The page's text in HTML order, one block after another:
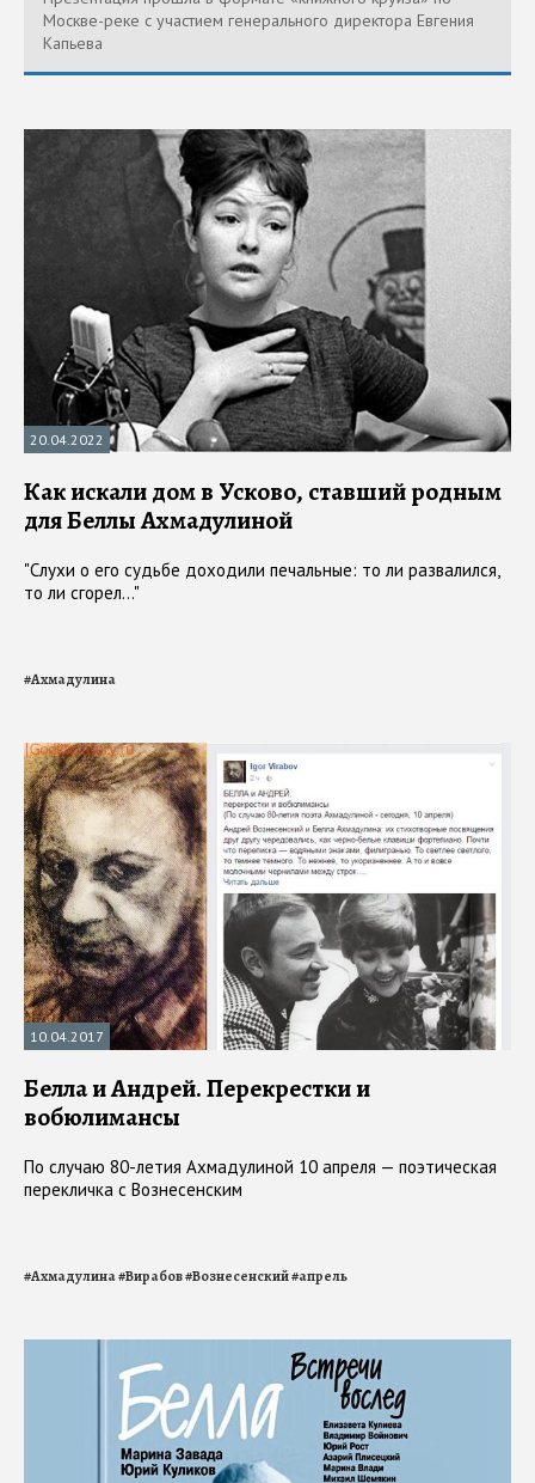
Москве-реке с участием генерального директора Евгения
Капьева
20.04.2022
Как искали дом в Усково, ставший родным
для Беллы Ахмадулиной
"Слухи о его судьбе доходили печальные: то ли развалился,
то ли сгорел..."
#Ахмадулина
10.04.2017
Белла и Андрей. Перекрестки и
вобюлимансы
По случаю 80-летия Ахмадулиной 10 апреля — поэтическая
перекличка с Вознесенским
#Ахмадулина#Вирабов#Вознесенский#апрель